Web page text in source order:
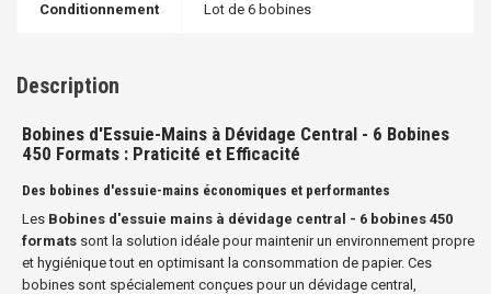
Conditionnement Lot de 6 bobines
Description
Bobines d'Essuie-Mains à Dévidage Central - 6 Bobines
450 Formats : Praticité et Efficacité
Des bobines d'essuie-mains économiques et performantes
Les Bobines d'essuie mains à dévidage central - 6 bobines 450
formats sont la solution idéale pour maintenir un environnement propre
et hygiénique tout en optimisant la consommation de papier. Ces
bobines sont spécialement conçues pour un dévidage central,